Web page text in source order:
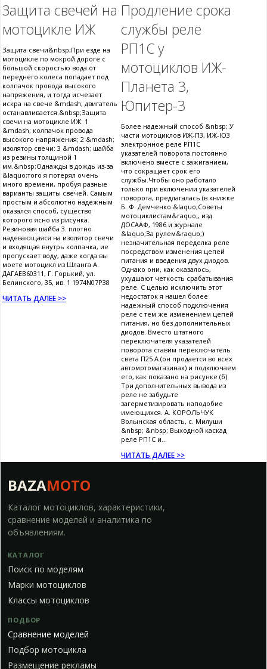
Защита свечей на
мотоцикле ИЖ
Защита свечи&nbsp;При езде на
мотоцикле по мокрой дороге с
большой скоростью вода от
переднего колеса попадает под
колпачок провода высокого
напряжения, и тогда исчезает
искра на свече &mdash; двигатель
останавливается.&nbsp;Защита
свечи на мотоцикле ИЖ: 1
&mdash; колпачок провода
высокого напряжения; 2 &mdash;
изолятор свечи: 3 &mdash; шайба
из резины толщиной 1
мм.&nbsp;Однажды в дождь из-за
&laquo;того я потерял очень
много времени, пробуя разные
варианты защиты свечей. Самым
простым и абсолютно надежным
оказался способ, существо
которого ясно из рисунка.
Резиновая шайба 3. плотно
надевающаяся на изолятор свечи
и входящая внутрь колпачка, ие
пропускает воду, даже когда вы
моете мотоцикл из Шланга.А.
ДАГАЕВ60311, Г. Горький, ул.
Белинского, 35, ив. 1 1974N07P38
ЧИТАТЬ ДАЛЕЕ >>
Продление срока
службы реле
РП1С у
мотоциклов ИЖ-
Планета 3,
Юпитер-3
Более надежный способ &nbsp; У
части мотоциклов ИЖ-П3, ИЖ-Ю3
электронное реле РП1С
указателей поворота постоянно
включено вместе с зажиганием,
что сокращает срок его
службы.Чтобы оно работало
только при включении указателей
поворота, предлагалась (в книжке
Б. Ф. Демченко &laquo;Советы
мотоциклистам&raquo;, изд.
ДОСААФ, 1986 и журнале
&laquo;За рулем&raquo;)
незначительная переделка реле
посредством изменения цепей
питания и введения двух диодов.
Однако они, как оказалось,
ухудшают четкость срабатывания
реле. С целью исключить этот
недостаток я нашел более
надежный способ подключения
реле с тем же изменением цепей
питания, но без дополнительных
диодов. Вместо штатного
переключателя указателей
поворота ставим переключатель
света П25 А (он продается во всех
автомотомагазинах) и подключаем
его, как показано на рисунке (б).
Три дополнительных вывода из
реле не забудьте
загерметизировать наподобие
имеющихся. А. КОРОЛЬЧУК
Волынская область, с. Милуши
&nbsp; &nbsp; Выходной каскад
реле РП1С и...
ЧИТАТЬ ДАЛЕЕ >>
BAZAMOTO
Каталог мотоциклов, характеристики,
сравнение моделей и аналитика по
объявлениям.
КАТАЛОГ
Поиск по моделям
Марки мотоциклов
Классы мотоциклов
ПОДБОР
Сравнение моделей
Подбор мотоцикла
Размещение рекламы